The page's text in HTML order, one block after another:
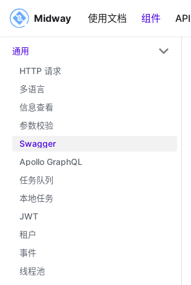
Midway 使用文档 组件 API
Midway
通用
HTTP 请求
多语言
信息查看
参数校验
Swagger
Apollo GraphQL
任务队列
本地任务
JWT
租户
事件
线程池